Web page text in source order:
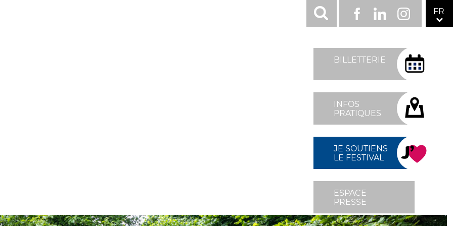
MENU
FIXÉ
DROITE
BILLETTERIE
INFOS
PRATIQUES
JE SOUTIENS
LE FESTIVAL
ESPACE
PRESSE
RÉSEAUX
SOCIAUX
TOP
FacebookLinkedInInstagram FR